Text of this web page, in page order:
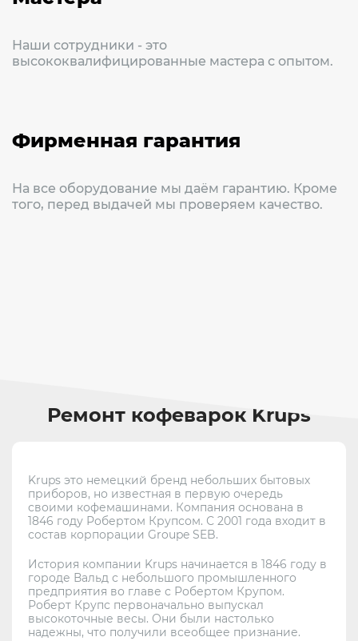
Наши сотрудники - это
высококвалифицированные мастера с опытом.
Фирменная гарантия
На все оборудование мы даём гарантию. Кроме
того, перед выдачей мы проверяем качество.
Ремонт кофеварок Krups
Krups это немецкий бренд небольших бытовых
приборов, но известная в первую очередь
своими кофемашинами. Компания основана в
1846 году Робертом Крупсом. С 2001 года входит в
состав корпорации Groupe SEB.
История компании Krups начинается в 1846 году в
городе Вальд с небольшого промышленного
предприятия во главе с Робертом Крупом.
Роберт Крупс первоначально выпускал
высокоточные весы. Они были настолько
надежны, что получили всеобщее признание.